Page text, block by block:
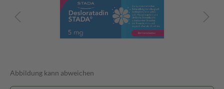
Abbildung kann abweichen